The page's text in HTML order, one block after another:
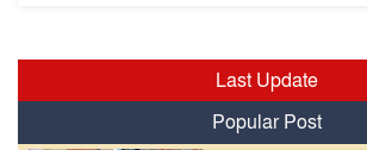
Last Update
Popular Post